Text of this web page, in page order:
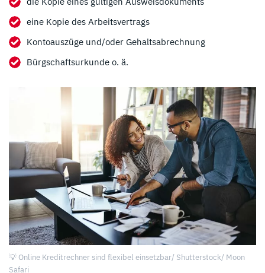
eine Kopie des Arbeitsvertrags
Kontoauszüge und/oder Gehaltsabrechnung
Bürgschaftsurkunde o. ä.
💡 Online Kreditrechner sind flexibel einsetzbar/ Shutterstock/ Moon
Safari